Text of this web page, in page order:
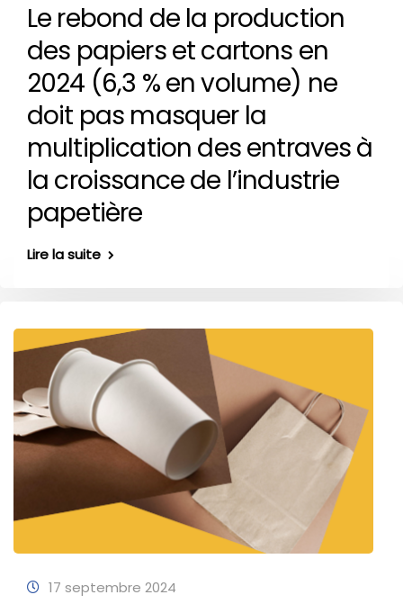
Le rebond de la production
des papiers et cartons en
2024 (6,3 % en volume) ne
doit pas masquer la
multiplication des entraves à
la croissance de l’industrie
papetière
Lire la suite
17 septembre 2024